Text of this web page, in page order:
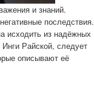
и знаний.
последствия.
исходить из надёжных
Райской, следует
описывают её